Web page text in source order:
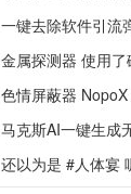
一键去除软件引流
金属探测器 使用
色情屏蔽器
马克斯AI一键生成
还以为是 #人体宴